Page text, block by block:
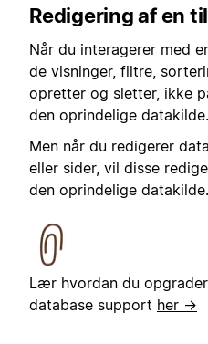
Redigering af en
Når du interagerer med
de visninger, filtre,
opretter og sletter, ikke
den oprindelige datakilde.
Men når du redigerer
eller sider, vil disse
den oprindelige datakilde.
Lær hvordan du
database support her →